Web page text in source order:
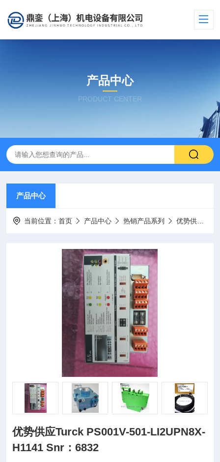
产品中心
PRODUCT CENTER
产品中心
当前位置：首页 产品中心 热销产品系列 优势供应
优势供应Turck PS001V-501-LI2UPN8X-
H1141 Snr：6832